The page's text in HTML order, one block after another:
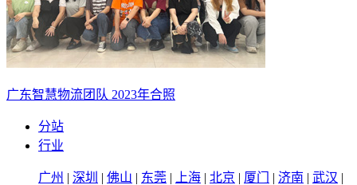
广东智慧物流团队 2023年合照
分站
行业
广州 | 深圳 | 佛山 | 东莞 | 上海 | 北京 | 厦门 | 济南 | 武汉 |